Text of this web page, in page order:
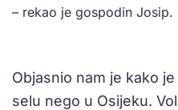
– rekao je gospodin Josip.
Objasnio nam je kako
selu nego u Osijeku.